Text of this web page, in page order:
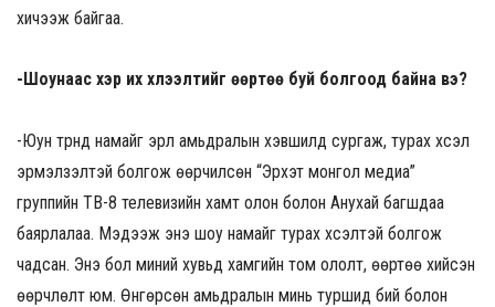
хичээж байгаа.
-Шоунаас хэр их хүлээлтийг өөртөө буй болгоод байна вэ?
-Юун түрүүнд намайг эрүүл амьдралын хэвшилд сургаж, турах хүсэл
эрмэлзэлтэй болгож өөрчилсөн “Эрхэт монгол медиа”
группийн ТВ-8 телевизийн хамт олон болон Анухай багшдаа
баярлалаа. Мэдээж энэ шоу намайг турах хүсэлтэй болгож
чадсан. Энэ бол миний хувьд хамгийн том ололт, өөртөө хийсэн
өөрчлөлт юм. Өнгөрсөн амьдралын минь туршид бий болон